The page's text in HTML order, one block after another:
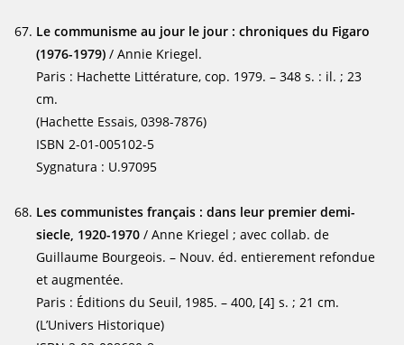
Le communisme au jour le jour : chroniques du Figaro
(1976-1979) / Annie Kriegel.
Paris : Hachette Littérature, cop. 1979. – 348 s. : il. ; 23
cm.
(Hachette Essais, 0398-7876)
ISBN 2-01-005102-5
Sygnatura : U.97095
Les communistes français : dans leur premier demi-
siecle, 1920-1970 / Anne Kriegel ; avec collab. de
Guillaume Bourgeois. – Nouv. éd. entierement refondue
et augmentée.
Paris : Éditions du Seuil, 1985. – 400, [4] s. ; 21 cm.
(L’Univers Historique)